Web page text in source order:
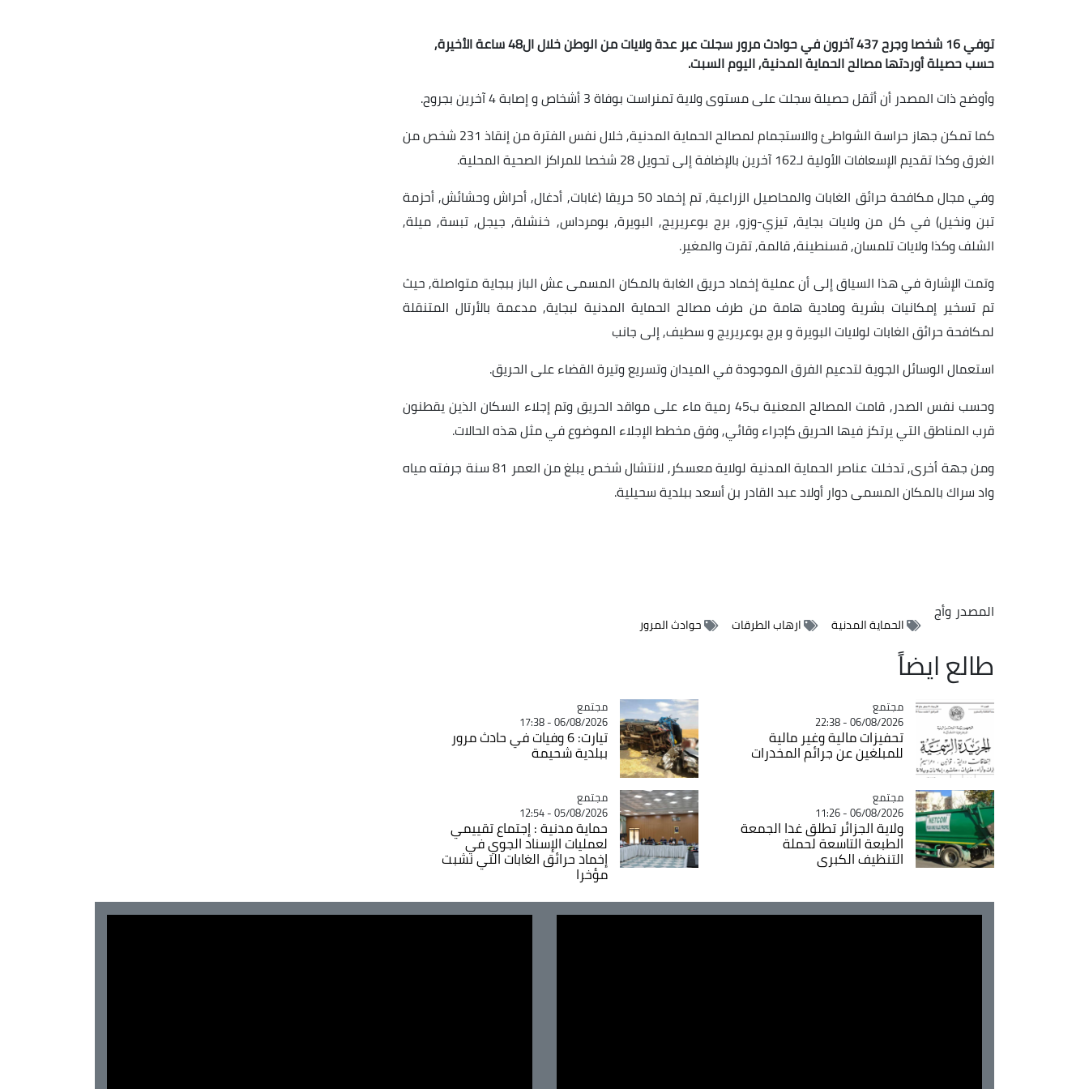
توفي 16 شخصا وجرح 437 آخرون في حوادث مرور سجلت عبر عدة ولايات من الوطن خلال ال48 ساعة الأخيرة,
حسب حصيلة أوردتها مصالح الحماية المدنية, اليوم السبت.
وأوضح ذات المصدر أن أثقل حصيلة سجلت على مستوى ولاية تمنراست بوفاة 3 أشخاص و إصابة 4 آخرين بجروح.
كما تمكن جهاز حراسة الشواطئ والاستجمام لمصالح الحماية المدنية, خلال نفس الفترة من إنقاذ 231 شخص من
الغرق وكذا تقديم الإسعافات الأولية لـ162 آخرين بالإضافة إلى تحويل 28 شخصا للمراكز الصحية المحلية.
وفي مجال مكافحة حرائق الغابات والمحاصيل الزراعية, تم إخماد 50 حريقا (غابات, أدغال, أحراش وحشائش, أحزمة
تبن ونخيل) في كل من ولايات بجاية, تيزي-وزو, برج بوعريريج, البويرة, بومرداس, خنشلة, جيجل, تبسة, ميلة,
الشلف وكذا ولايات تلمسان, قسنطينة, قالمة, تقرت والمغير.
وتمت الإشارة في هذا السياق إلى أن عملية إخماد حريق الغابة بالمكان المسمى عش الباز ببجاية متواصلة, حيث
تم تسخير إمكانيات بشرية ومادية هامة من طرف مصالح الحماية المدنية لبجاية, مدعمة بالأرتال المتنقلة
لمكافحة حرائق الغابات لولايات البويرة و برج بوعريريج و سطيف, إلى جانب
استعمال الوسائل الجوية لتدعيم الفرق الموجودة في الميدان وتسريع وتيرة القضاء على الحريق.
وحسب نفس الصدر, قامت المصالح المعنية ب45 رمية ماء على مواقد الحريق وتم إجلاء السكان الذين يقطنون
قرب المناطق التي يرتكز فيها الحريق كإجراء وقائي, وفق مخطط الإجلاء الموضوع في مثل هذه الحالات.
ومن جهة أخرى, تدخلت عناصر الحماية المدنية لولاية معسكر, لانتشال شخص يبلغ من العمر 81 سنة جرفته مياه
واد سراك بالمكان المسمى دوار أولاد عبد القادر بن أسعد ببلدية سحيلية.
المصدر وأج
الحماية المدنية ارهاب الطرقات حوادث المرور
طالع ايضاً
Catégorie
مجتمع
06/08/2026 - 22:38
تحفيزات مالية وغير مالية
للمبلغين عن جرائم المخدرات
Catégorie
مجتمع
06/08/2026 - 17:38
تيارت: 6 وفيات في حادث مرور
ببلدية شحيمة
Catégorie
مجتمع
06/08/2026 - 11:26
ولاية الجزائر تطلق غدا الجمعة
الطبعة التاسعة لحملة
التنظيف الكبرى
Catégorie
مجتمع
05/08/2026 - 12:54
حماية مدنية : إجتماع تقييمي
لعمليات الإسناد الجوي في
إخماد حرائق الغابات التي نشبت
مؤخرا